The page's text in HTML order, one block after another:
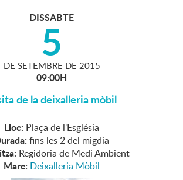
DISSABTE
5
DE SETEMBRE DE 2015
09:00H
de la deixalleria mòbil
Lloc: Plaça de l'Església
fins les 2 del migdia
Regidoria de Medi Ambient
Marc: Deixalleria Mòbil